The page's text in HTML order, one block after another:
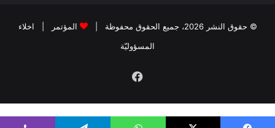
© حقوق النشر 2026، جميع الحقوق محفوظة | المؤتمر
اخلاء
المسؤوليّة
فيسبوك